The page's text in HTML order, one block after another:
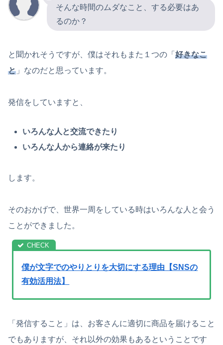
そんな時間のムダなこと、する必要はあ
るのか？
と聞かれそうですが、僕はそれもまた１つの「 好きなこ
と 」なのだと思っています。
発信をしていますと、
いろんな人と交流できたり
いろんな人から連絡が来たり
します。
そのおかげで、世界一周をしている時はいろんな人と会う
ことができました。
僕が文字でのやりとりを大切にする理由【SNSの
有効活用法】
「発信すること」は、お客さんに適切に商品を届けること
でもありますが、それ以外の効果もあるということです